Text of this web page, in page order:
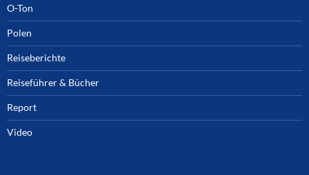
O-Ton
Polen
Reiseberichte
Reiseführer & Bücher
Report
Video